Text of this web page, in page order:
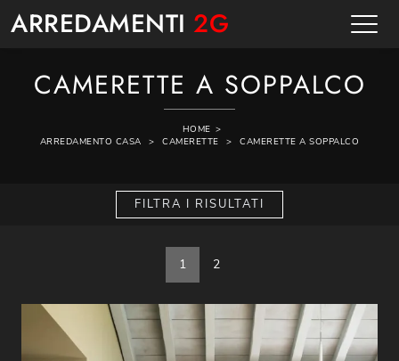
ARREDAMENTI 2G
CAMERETTE A SOPPALCO
HOME >
ARREDAMENTO CASA
> CAMERETTE > CAMERETTE A SOPPALCO
FILTRA I RISULTATI
1 2